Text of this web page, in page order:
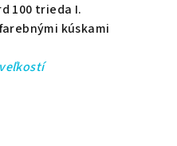
100 trieda I.
kúskami